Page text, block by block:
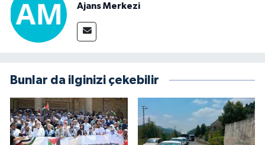
Ajans Merkezi
Bunlar da ilginizi çekebilir